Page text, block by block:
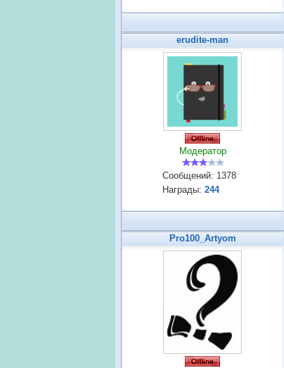
erudite-man
Модератор
Сообщений: 1378
Награды: 244
Pro100_Artyom